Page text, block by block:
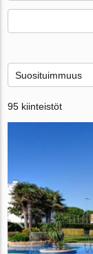
Suosituimmuus
95 kiinteistöt